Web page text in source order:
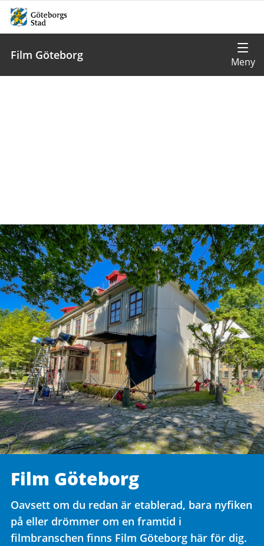
Film Göteborg
Film Göteborg
Oavsett om du redan är etablerad, bara nyfiken
på eller drömmer om en framtid i
filmbranschen finns Film Göteborg här för dig.